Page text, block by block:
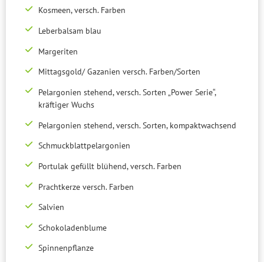
Kosmeen, versch. Farben
Leberbalsam blau
Margeriten
Mittagsgold/ Gazanien versch. Farben/Sorten
Pelargonien stehend, versch. Sorten „Power Serie“,
kräftiger Wuchs
Pelargonien stehend, versch. Sorten, kompaktwachsend
Schmuckblattpelargonien
Portulak gefüllt blühend, versch. Farben
Prachtkerze versch. Farben
Salvien
Schokoladenblume
Spinnenpflanze